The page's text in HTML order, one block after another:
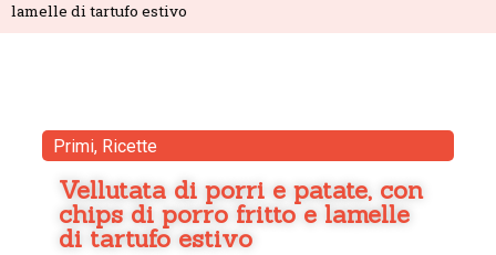
lamelle di tartufo estivo
Primi, Ricette
Vellutata di porri e patate, con
chips di porro fritto e lamelle
di tartufo estivo